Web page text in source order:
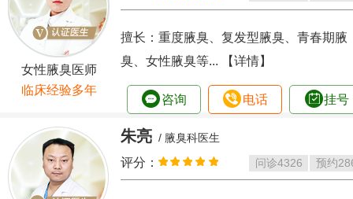
女性腋臭医师
临床经验多年
擅长：重度腋臭、复发型腋臭、青春期腋
臭、女性腋臭等...
【详情】
咨询 电话 挂号
朱亮 / 腋臭科医生
评分： 问诊4326 预约